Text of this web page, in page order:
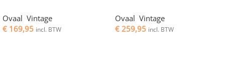
Ovaal Vintage
€ 169,95 incl. BTW
Ovaal Vintage
€ 259,95 incl. BTW